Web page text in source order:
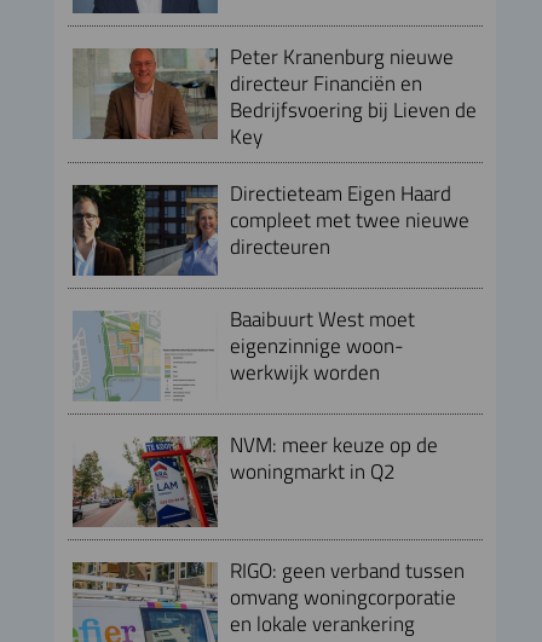
Peter Kranenburg nieuwe
directeur Financiën en
Bedrijfsvoering bij Lieven de
Key
Directieteam Eigen Haard
compleet met twee nieuwe
directeuren
Baaibuurt West moet
eigenzinnige woon-
werkwijk worden
NVM: meer keuze op de
woningmarkt in Q2
RIGO: geen verband tussen
omvang woningcorporatie
en lokale verankering